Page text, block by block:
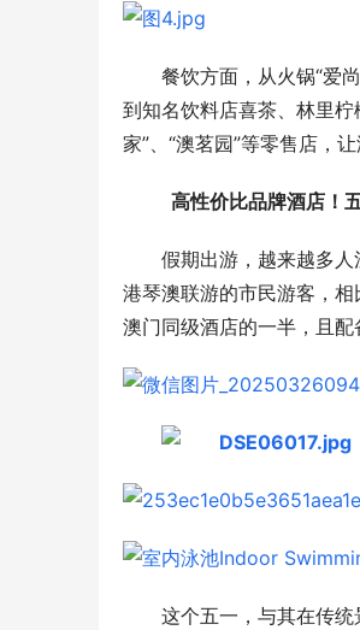
餐饮方面，从火锅“爱
到知名饮料店喜茶、林里
家”、“澳茗园”等零售店，
高性价比品牌酒店 ！
假期出游，越来越多
港琴澳联游的市民游客，
澳门同级酒店的一半，且
这个五一，与其在传